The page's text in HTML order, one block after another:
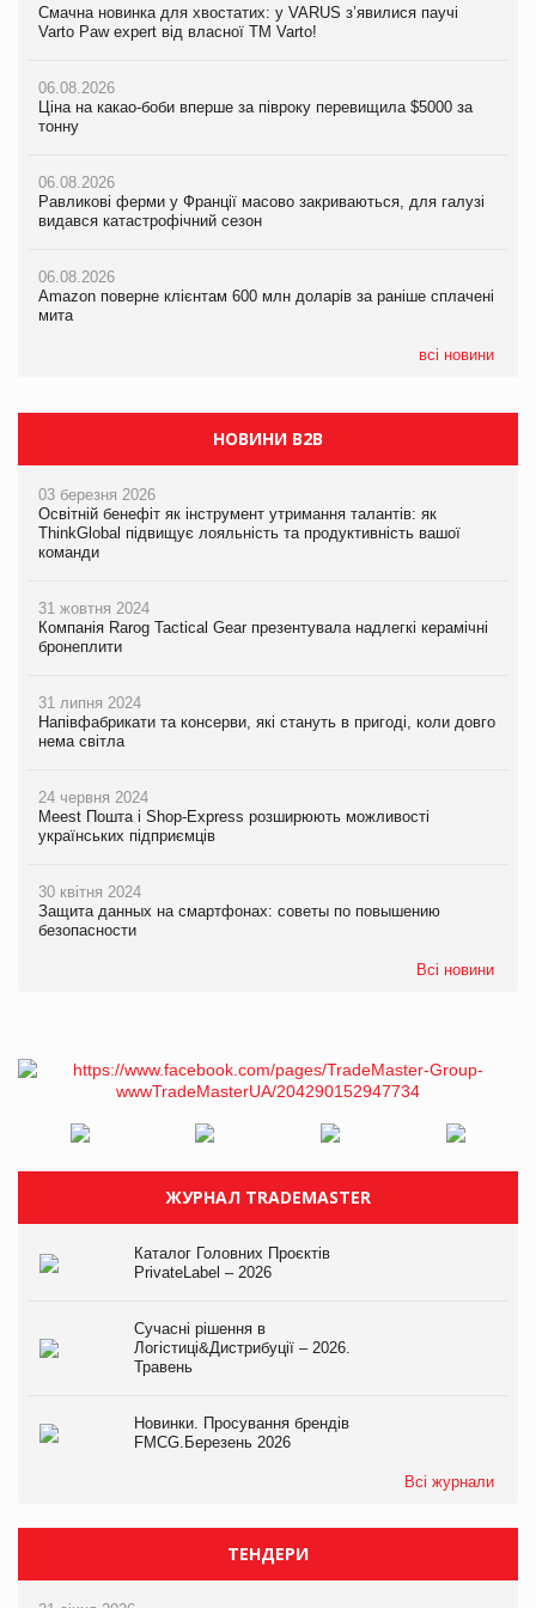
Смачна новинка для хвостатих: у VARUS з’явилися паучі
Varto Paw expert від власної ТМ Varto!
06.08.2026
Ціна на какао-боби вперше за півроку перевищила $5000 за
тонну
06.08.2026
Равликові ферми у Франції масово закриваються, для галузі
видався катастрофічний сезон
06.08.2026
Amazon поверне клієнтам 600 млн доларів за раніше сплачені
мита
всі новини
Ціна на какао-боби вперше за півроку перевищила $5000 за
тонну
06.08.2026
Равликові ферми у Франції масово закриваються, для галузі
видався катастрофічний сезон
06.08.2026
Amazon поверне клієнтам 600 млн доларів за раніше сплачені
мита
05.08.2026
У Євросоюзі набули чинності нові правила щодо штучного
інтелекту
Ціна на какао-боби вперше за півроку перевищила $5000 за
тонну
06.08.2026
Равликові ферми у Франції масово закриваються, для галузі
видався катастрофічний сезон
06.08.2026
Amazon поверне клієнтам 600 млн доларів за раніше сплачені
мита
05.08.2026
У Євросоюзі набули чинності нові правила щодо штучного
інтелекту
НОВИНИ B2B
03 березня 2026
Освітній бенефіт як інструмент утримання талантів: як
ThinkGlobal підвищує лояльність та продуктивність вашої
команди
31 жовтня 2024
Компанія Rarog Tactical Gear презентувала надлегкі керамічні
бронеплити
31 липня 2024
Напівфабрикати та консерви, які стануть в пригоді, коли довго
нема світла
24 червня 2024
Meest Пошта і Shop-Express розширюють можливості
українських підприємців
30 квітня 2024
Защита данных на смартфонах: советы по повышению
безопасности
Всі новини
ЖУРНАЛ TRADEMASTER
Каталог Головних Проєктів
PrivateLabel – 2026
Сучасні рішення в
Логістиці&Дистрибуції – 2026.
Травень
Новинки. Просування брендів
FMCG.Березень 2026
Всі журнали
ТЕНДЕРИ